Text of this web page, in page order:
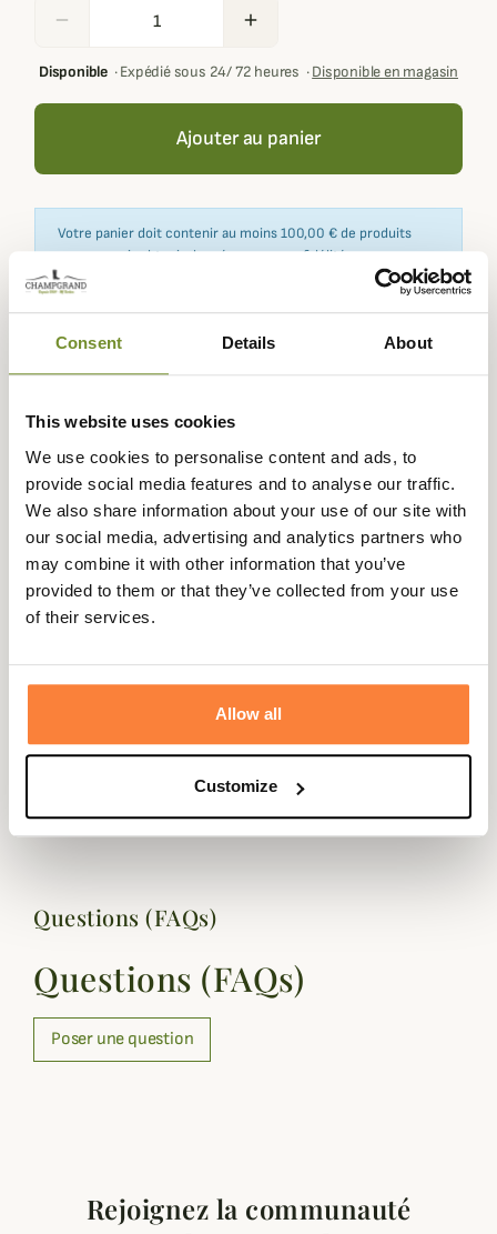
Consent Details About
This website uses cookies
We use cookies to personalise content and ads, to
provide social media features and to analyse our traffic.
We also share information about your use of our site with
our social media, advertising and analytics partners who
may combine it with other information that you’ve
provided to them or that they’ve collected from your use
of their services.
Allow all
Customize
remove add
Disponible·Expédié sous 24/ 72 heures ·Disponible en magasin
Ajouter au panier
Votre panier doit contenir au moins 100,00 € de produits
pour pouvoir obtenir des récompenses fidélité.
Expédié dans Échange ou
90 jours
Description
Country Sellerie vous propose sa pochette en cuir avec
7mm / 9mm.
Très fonctionnelle, cette pochette vous suivra partout
facilement de votre pochette.
Dimensions : 18cm x 12cm
Questions (FAQs)
Questions (FAQs)
Poser une question
Rejoignez la communauté